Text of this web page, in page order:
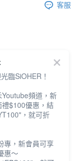
客服
臨SiOHER！
頻道，新
$100優惠，結
，就可折
專，新會員可享
惠～